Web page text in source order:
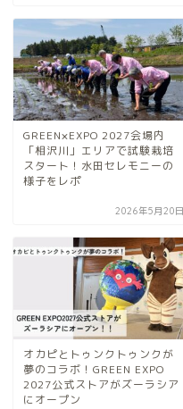
GREEN×EXPO 2027会場内
「相沢川」エリアで試験栽培
スタート！水田セレモニーの
様子をレポ
2026年5月20日
オカピとトゥンクトゥンクが
夢のコラボ！GREEN EXPO
2027公式ストアがズーラシア
にオープン